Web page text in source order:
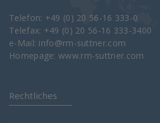
Telefon: +49 (0) 20 56-16 333-0
Telefax: +49 (0) 20 56-16 333-3400
e-Mail: info@rm-suttner.com
Homepage:www.rm-suttner.com
Rechtliches